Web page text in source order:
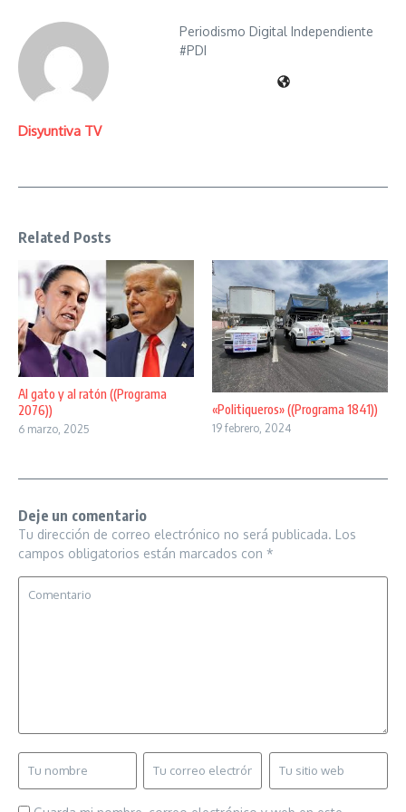
Disyuntiva TV
Periodismo Digital Independiente
#PDI
Related Posts
Al gato y al ratón ((Programa
2076))
6 marzo, 2025
«Politiqueros» ((Programa 1841))
19 febrero, 2024
Deje un comentario
Tu dirección de correo electrónico no será publicada. Los
campos obligatorios están marcados con *